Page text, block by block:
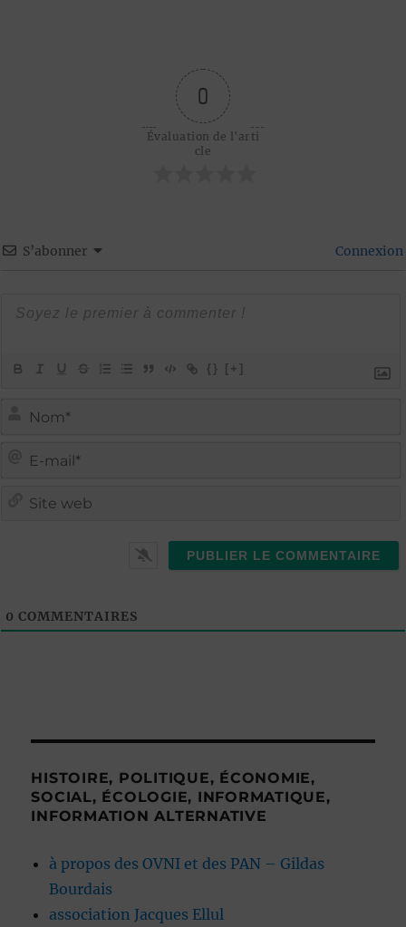
0
Évaluation de l'arti
cle
S’abonner Connexion
{} [+]
0 COMMENTAIRES
HISTOIRE, POLITIQUE, ÉCONOMIE,
SOCIAL, ÉCOLOGIE, INFORMATIQUE,
INFORMATION ALTERNATIVE
à propos des OVNI et des PAN – Gildas
Bourdais
association Jacques Ellul